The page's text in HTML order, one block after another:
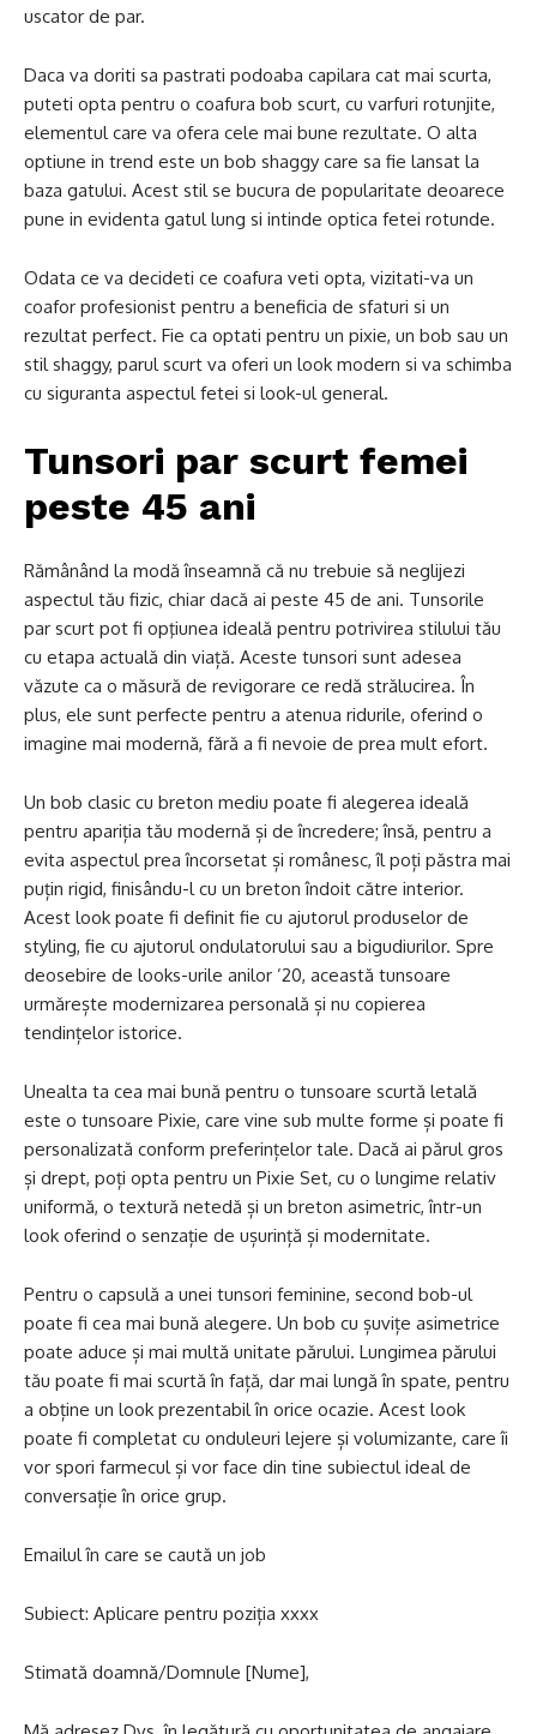
uscator de par.
Daca va doriti sa pastrati podoaba capilara cat mai scurta,
puteti opta pentru o coafura bob scurt, cu varfuri rotunjite,
elementul care va ofera cele mai bune rezultate. O alta
optiune in trend este un bob shaggy care sa fie lansat la
baza gatului. Acest stil se bucura de popularitate deoarece
pune in evidenta gatul lung si intinde optica fetei rotunde.
Odata ce va decideti ce coafura veti opta, vizitati-va un
coafor profesionist pentru a beneficia de sfaturi si un
rezultat perfect. Fie ca optati pentru un pixie, un bob sau un
stil shaggy, parul scurt va oferi un look modern si va schimba
cu siguranta aspectul fetei si look-ul general.
Tunsori par scurt femei
peste 45 ani
Rămânând la modă înseamnă că nu trebuie să neglijezi
aspectul tău fizic, chiar dacă ai peste 45 de ani. Tunsorile
par scurt pot fi opţiunea ideală pentru potrivirea stilului tău
cu etapa actuală din viață. Aceste tunsori sunt adesea
văzute ca o măsură de revigorare ce redă strălucirea. În
plus, ele sunt perfecte pentru a atenua ridurile, oferind o
imagine mai modernă, fără a fi nevoie de prea mult efort.
Un bob clasic cu breton mediu poate fi alegerea ideală
pentru apariția tău modernă și de încredere; însă, pentru a
evita aspectul prea încorsetat și românesc, îl poți păstra mai
puțin rigid, finisându-l cu un breton îndoit către interior.
Acest look poate fi definit fie cu ajutorul produselor de
styling, fie cu ajutorul ondulatorului sau a bigudiurilor. Spre
deosebire de looks-urile anilor ’20, această tunsoare
urmărește modernizarea personală și nu copierea
tendințelor istorice.
Unealta ta cea mai bună pentru o tunsoare scurtă letală
este o tunsoare Pixie, care vine sub multe forme și poate fi
personalizată conform preferințelor tale. Dacă ai părul gros
și drept, poți opta pentru un Pixie Set, cu o lungime relativ
uniformă, o textură netedă și un breton asimetric, într-un
look oferind o senzație de ușurință și modernitate.
Pentru o capsulă a unei tunsori feminine, second bob-ul
poate fi cea mai bună alegere. Un bob cu șuvițe asimetrice
poate aduce și mai multă unitate părului. Lungimea părului
tău poate fi mai scurtă în față, dar mai lungă în spate, pentru
a obține un look prezentabil în orice ocazie. Acest look
poate fi completat cu onduleuri lejere și volumizante, care îi
vor spori farmecul și vor face din tine subiectul ideal de
conversație în orice grup.
Emailul în care se caută un job
Subiect: Aplicare pentru poziția xxxx
Stimată doamnă/Domnule [Nume],